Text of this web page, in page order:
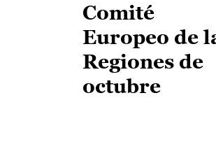
Comité
Europeo de
Regiones de
octubre